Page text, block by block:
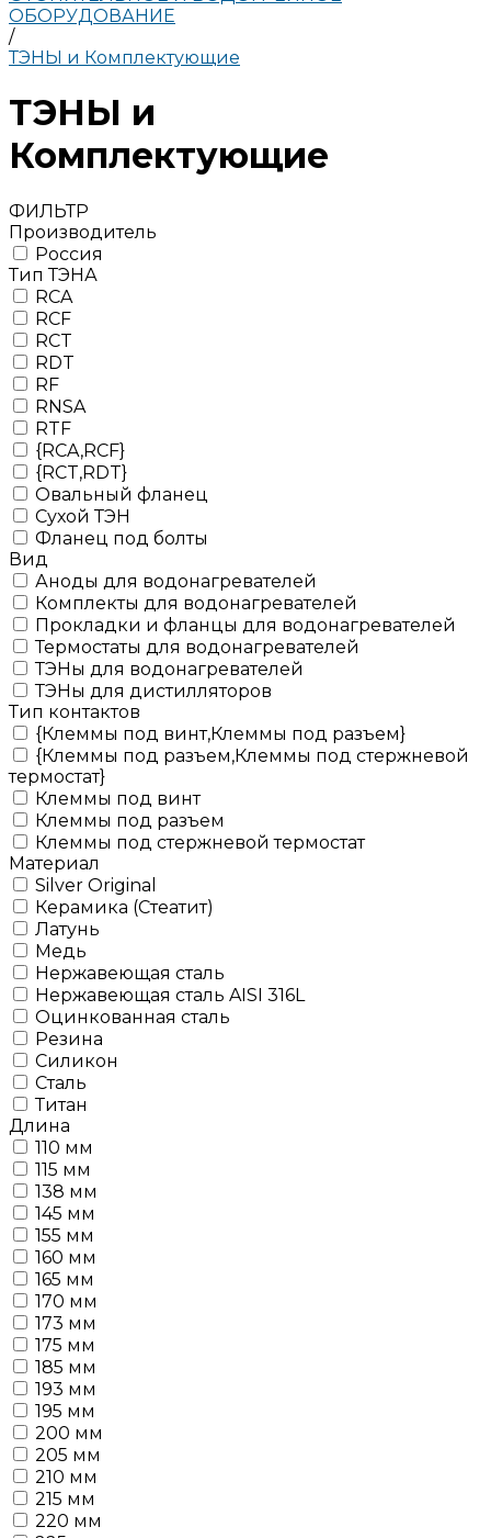
ОБОРУДОВАНИЕ
/
ТЭНЫ и Комплектующие
ТЭНЫ и
Комплектующие
ФИЛЬТР
Производитель
Россия
Тип ТЭНА
RCA
RCF
RCT
RDT
RF
RNSA
RTF
{RCA,RCF}
{RCT,RDT}
Овальный фланец
Сухой ТЭН
Фланец под болты
Вид
Аноды для водонагревателей
Комплекты для водонагревателей
Прокладки и фланцы для водонагревателей
Термостаты для водонагревателей
ТЭНы для водонагревателей
ТЭНы для дистилляторов
Тип контактов
{Клеммы под винт,Клеммы под разъем}
{Клеммы под разъем,Клеммы под стержневой
термостат}
Клеммы под винт
Клеммы под разъем
Клеммы под стержневой термостат
Материал
Silver Original
Керамика (Стеатит)
Латунь
Медь
Нержавеющая сталь
Нержавеющая сталь AISI 316L
Оцинкованная сталь
Резина
Силикон
Сталь
Титан
Длина
110 мм
115 мм
138 мм
145 мм
155 мм
160 мм
165 мм
170 мм
173 мм
175 мм
185 мм
193 мм
195 мм
200 мм
205 мм
210 мм
215 мм
220 мм